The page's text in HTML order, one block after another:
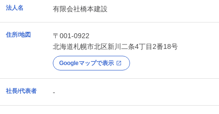
法人名 有限会社橋本建設
住所/地図
〒001-0922
北海道札幌市北区新川二条4丁目2番18号
Googleマップで表示
社長/代表者 -